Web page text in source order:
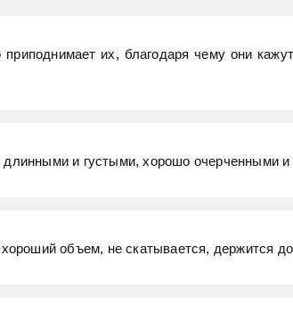
их, благодаря чему они
и густыми, хорошо очерченными и
объем, не скатывается, держится